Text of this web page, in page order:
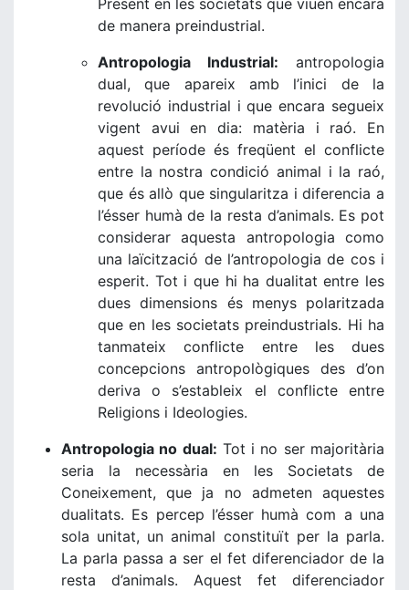
Present en les societats que viuen encara
de manera preindustrial.
Antropologia Industrial: antropologia
dual, que apareix amb l’inici de la
revolució industrial i que encara segueix
vigent avui en dia: matèria i raó. En
aquest període és freqüent el conflicte
entre la nostra condició animal i la raó,
que és allò que singularitza i diferencia a
l’ésser humà de la resta d’animals. Es pot
considerar aquesta antropologia como
una laïcització de l’antropologia de cos i
esperit. Tot i que hi ha dualitat entre les
dues dimensions és menys polaritzada
que en les societats preindustrials. Hi ha
tanmateix conflicte entre les dues
concepcions antropològiques des d’on
deriva o s’estableix el conflicte entre
Religions i Ideologies.
Antropologia no dual: Tot i no ser majoritària
seria la necessària en les Societats de
Coneixement, que ja no admeten aquestes
dualitats. Es percep l’ésser humà com a una
sola unitat, un animal constituït per la parla.
La parla passa a ser el fet diferenciador de la
resta d’animals. Aquest fet diferenciador